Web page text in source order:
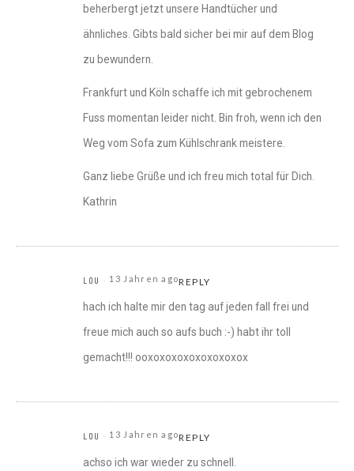
beherbergt jetzt unsere Handtücher und
ähnliches. Gibts bald sicher bei mir auf dem Blog
zu bewundern.
Frankfurt und Köln schaffe ich mit gebrochenem
Fuss momentan leider nicht. Bin froh, wenn ich den
Weg vom Sofa zum Kühlschrank meistere.
Ganz liebe Grüße und ich freu mich total für Dich.
Kathrin
LOU 13 Jahren agoREPLY
hach ich halte mir den tag auf jeden fall frei und
freue mich auch so aufs buch :-) habt ihr toll
gemacht!!! ooxoxoxoxoxoxoxoxox
LOU 13 Jahren agoREPLY
achso ich war wieder zu schnell.